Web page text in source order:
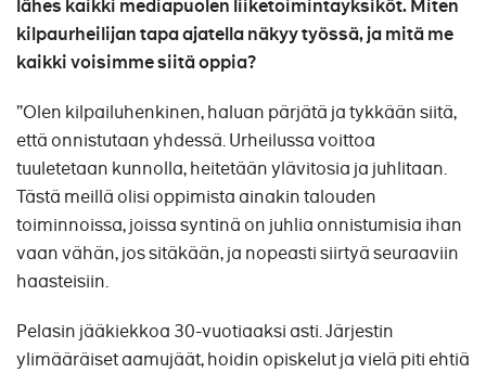
lähes kaikki mediapuolen liiketoimintayksiköt. Miten
kilpaurheilijan tapa ajatella näkyy työssä, ja mitä me
kaikki voisimme siitä oppia?
”Olen kilpailuhenkinen, haluan pärjätä ja tykkään siitä,
että onnistutaan yhdessä. Urheilussa voittoa
tuuletetaan kunnolla, heitetään ylävitosia ja juhlitaan.
Tästä meillä olisi oppimista ainakin talouden
toiminnoissa, joissa syntinä on juhlia onnistumisia ihan
vaan vähän, jos sitäkään, ja nopeasti siirtyä seuraaviin
haasteisiin.
Pelasin jääkiekkoa 30-vuotiaaksi asti. Järjestin
ylimääräiset aamujäät, hoidin opiskelut ja vielä piti ehtiä